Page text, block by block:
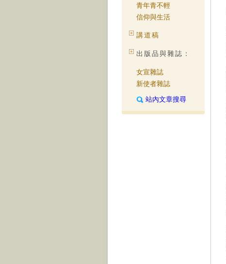
青年青不輕
信仰與生活
講道稿
出版品與雜誌：
女宣雜誌
新使者雜誌
站內文章搜尋